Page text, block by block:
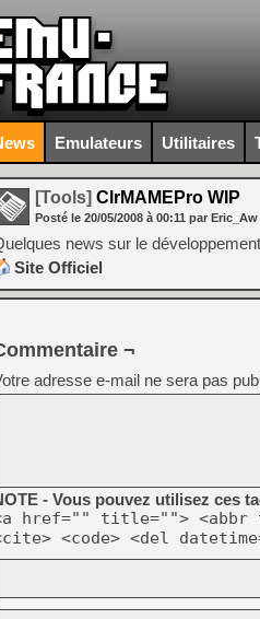
Emulateurs Utilitaires
[Tools] ClrMAMEPro WIP
Posté le 20/05/2008 à 00:11 par Eric_Aw
news sur le
Site Officiel
¬
adresse e-mail ne sera pas
- Vous pouvez utilisez ces
href="" title=""> <abbr
<code> <del